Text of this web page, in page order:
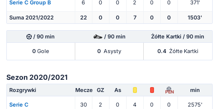
Serie C Group B 6 0 0 2 0 0 371'
Suma 2021/2022 22 0 0 7 0 0 1503'
/ 90 min / 90 min Żółte Kartki / 90 min
0 Gole 0 Asysty 0.4 Żółte Kartki
Sezon 2020/2021
Rozgrywki Mecze GZ As PEN min
Serie C 30 2 0 4 0 0 2575'